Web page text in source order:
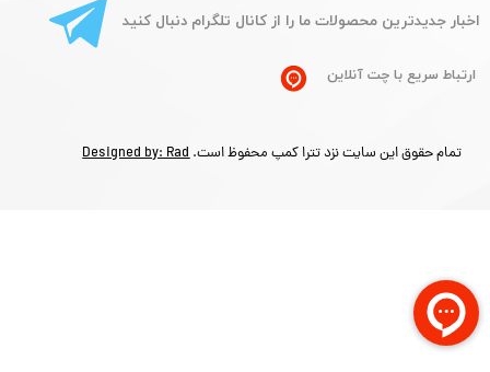
تمام حقوق این سایت نزد تترا کمپ محفوظ است.Designed by: Rad
​اخبار جدیدترین محصولات ما را از کانال تلگرام دنبال کنید
ارتباط سریع با چت آنلاین